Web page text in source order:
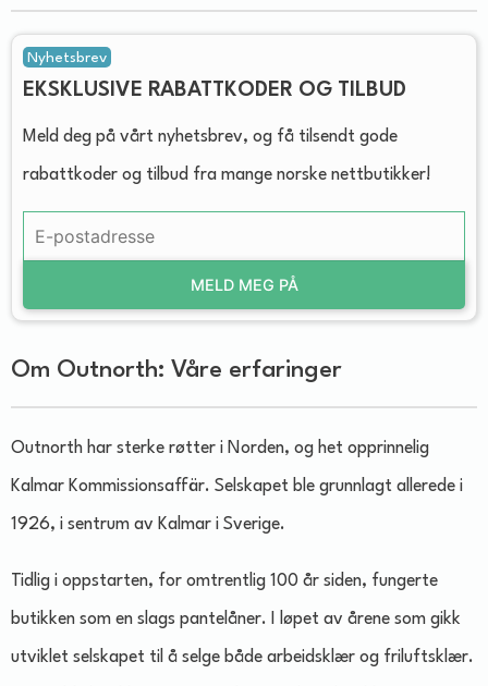
Nyhetsbrev
EKSKLUSIVE RABATTKODER OG TILBUD
Meld deg på vårt nyhetsbrev, og få tilsendt gode
rabattkoder og tilbud fra mange norske nettbutikker!
MELD MEG PÅ
Om Outnorth: Våre erfaringer
Outnorth har sterke røtter i Norden, og het opprinnelig
Kalmar Kommissionsaffär. Selskapet ble grunnlagt allerede i
1926, i sentrum av Kalmar i Sverige.
Tidlig i oppstarten, for omtrentlig 100 år siden, fungerte
butikken som en slags pantelåner. I løpet av årene som gikk
utviklet selskapet til å selge både arbeidsklær og friluftsklær.